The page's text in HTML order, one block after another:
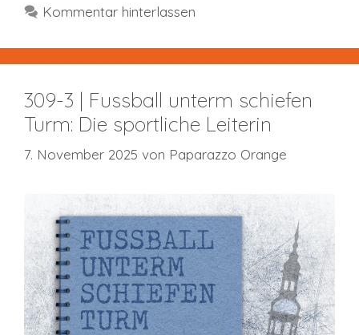
Kommentar hinterlassen
309-3 | Fussball unterm schiefen
Turm: Die sportliche Leiterin
7. November 2025 von Paparazzo Orange